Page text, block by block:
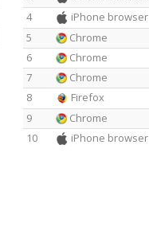
4
iPhone browser
5
Chrome
6
Chrome
7
Chrome
8
Firefox
9
Chrome
10
iPhone browser